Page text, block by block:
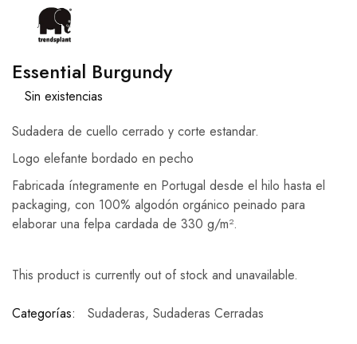
Essential Burgundy
Sin existencias
Sudadera de cuello cerrado y corte estandar.
Logo elefante bordado en pecho
Fabricada íntegramente en Portugal desde el hilo hasta el
packaging, con 100% algodón orgánico peinado para
elaborar una felpa cardada de 330 g/m².
This product is currently out of stock and unavailable.
Categorías: Sudaderas, Sudaderas Cerradas